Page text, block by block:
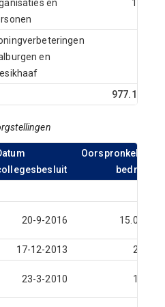
en
123
en
977.179
Oorspronkelijk
bedrag
20-9-2016 15.000
17-12-2013
200
23-3-2010 180